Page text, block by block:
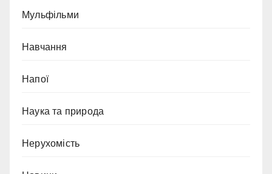
Мульфільми
Навчання
Напої
Наука та природа
Нерухомість